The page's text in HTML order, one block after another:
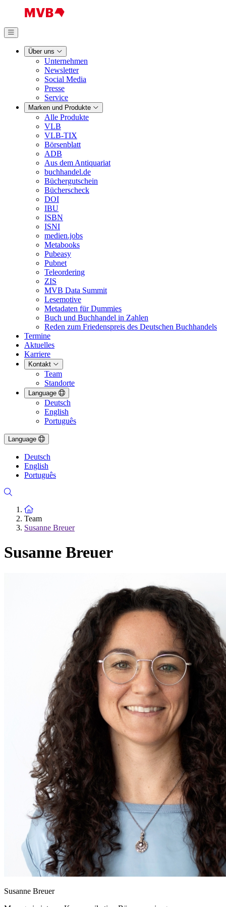
Über uns
Unternehmen
Newsletter
Social Media
Presse
Service
Marken und Produkte
Alle Produkte
VLB
VLB-TIX
Börsenblatt
ADB
Aus dem Antiquariat
buchhandel.de
Büchergutschein
Bücherscheck
DOI
IBU
ISBN
ISNI
medien.jobs
Metabooks
Pubeasy
Pubnet
Teleordering
ZIS
MVB Data Summit
Lesemotive
Metadaten für Dummies
Buch und Buchhandel in Zahlen
Reden zum Friedenspreis des Deutschen Buchhandels
Termine
Aktuelles
Karriere
Kontakt
Team
Standorte
Language
Deutsch
English
Português
Language
Deutsch
English
Português
Zur Startseite
Team
Susanne Breuer
Susanne Breuer
Susanne Breuer